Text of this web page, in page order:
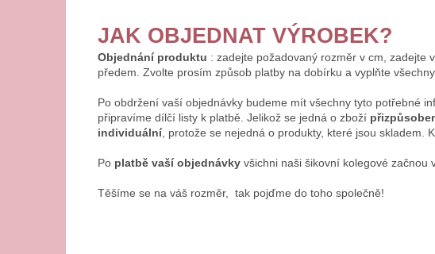
JAK OBJEDNAT VÝROBEK?
Objednání produktu : zadejte požadovaný rozměr v cm, zadejte
předem. Zvolte prosím způsob platby na dobírku a vyplňte
Po obdržení vaší objednávky budeme mít všechny tyto potřebné
připravíme dílčí listy k platbě. Jelikož se jedná o zboží
individuální, protože se nejedná o produkty, které jsou skladem.
Po platbě vaší objednávky všichni naši šikovní kolegové začnou
Těšíme se na váš rozměr, tak pojďme do toho společně!